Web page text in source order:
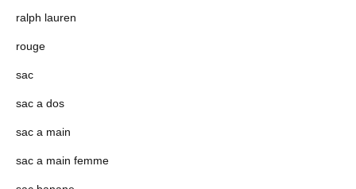
ralph lauren
rouge
sac
sac a dos
sac a main
sac a main femme